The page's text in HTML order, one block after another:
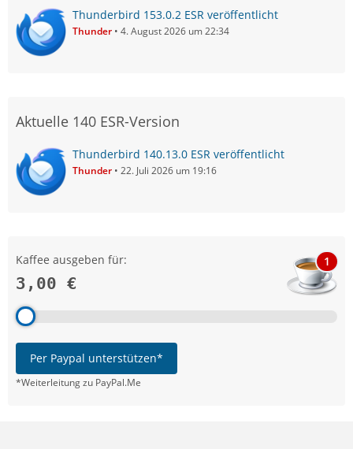
Thunderbird 153.0.2 ESR veröffentlicht
Thunder 4. August 2026 um 22:34
Aktuelle 140 ESR-Version
Thunderbird 140.13.0 ESR veröffentlicht
Thunder 22. Juli 2026 um 19:16
Kaffee ausgeben für:
3,00 €
1
Per Paypal unterstützen*
*Weiterleitung zu PayPal.Me